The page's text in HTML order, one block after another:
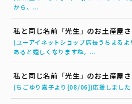
から、...
私と同じ名前「光生」のお土産屋さ
(ユーアイネットショップ店長うちまる
あると嬉しくなりますね。...
私と同じ名前「光生」のお土産屋さ
(ちごゆり嘉子より[08/06])応援しまし